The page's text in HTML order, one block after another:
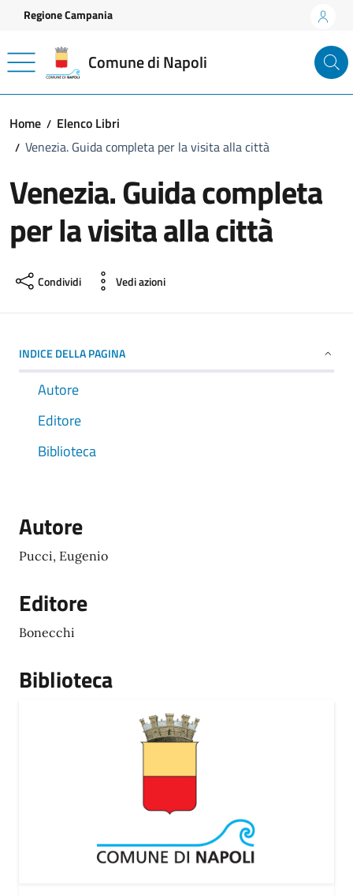
Vai ai contenuti
Vai al footer
Regione Campania
Comune di Napoli
Home
Elenco Libri
Venezia. Guida completa per la visita alla città
Venezia. Guida completa
per la visita alla città
Condividi Vedi azioni
INDICE DELLA PAGINA
Autore
Editore
Biblioteca
Autore
Pucci, Eugenio
Editore
Bonecchi
Biblioteca